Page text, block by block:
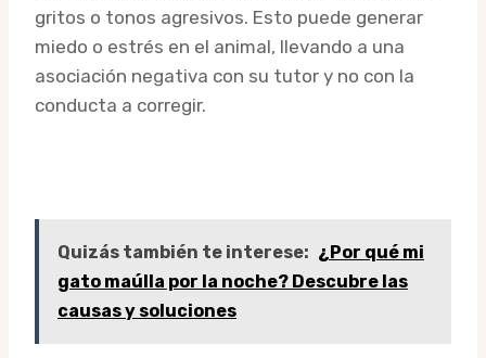
gritos o tonos agresivos. Esto puede generar
miedo o estrés en el animal, llevando a una
asociación negativa con su tutor y no con la
conducta a corregir.
Quizás también te interese: ¿Por qué mi
gato maúlla por la noche? Descubre las
causas y soluciones